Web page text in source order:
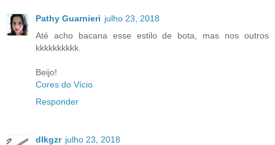
Pathy Guarnieri julho 23, 2018
Até acho bacana esse estilo de bota, mas nos outros
kkkkkkkkkk.
Beijo!
Cores do Vício
Responder
dlkgzr julho 23, 2018